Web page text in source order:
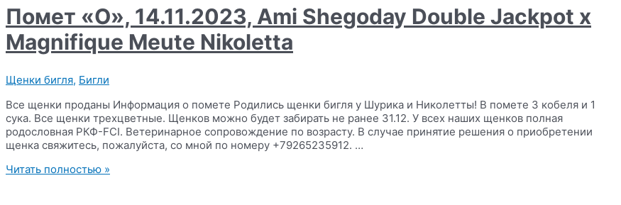
Lee’s
Pack
Austin
x
Meute
Show
Помет «O», 14.11.2023, Ami Shegoday Double Jackpot x
Magnifique Meute Nikoletta
Щенки бигля, Бигли
Все щенки проданы Информация о помете Родились щенки бигля у Шурика и Николетты! В помете 3 кобеля и 1
сука. Все щенки трехцветные. Щенков можно будет забирать не ранее 31.12. У всех наших щенков полная
родословная РКФ-FCI. Ветеринарное сопровождение по возрасту. В случае принятие решения о приобретении
щенка свяжитесь, пожалуйста, со мной по номеру +79265235912. …
Помет
Читать полностью »